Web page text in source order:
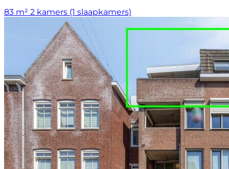
83 m² 2 kamers (1 slaapkamers)